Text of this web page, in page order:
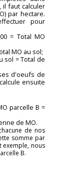
il faut calculer
par hectare.
pour
= Total MO
MO au sol;
sol = Total de
d'oeufs de
ensuite
parcelle B =
de MO.
de nos
somme par
exemple, nous
B.